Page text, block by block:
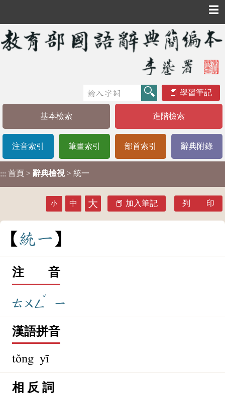
☰
學習筆記
基本檢索 進階檢索
注音索引 筆畫索引 部首索引 辭典附錄
::: 首頁 > 辭典檢視 > 統一
小 中 大 加入筆記 列 印
統一
注 音
ㄊㄨㄥ
ˇ
ㄧ
漢語拼音
tǒng yī
相 反 詞